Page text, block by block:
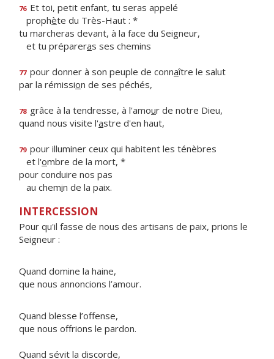
76 Et toi, petit enfant, tu seras appelé
prophète du Très-Haut : *
tu marcheras devant, à la face du Seigneur,
et tu prépareras ses chemins
77 pour donner à son peuple de connaître le salut
par la rémission de ses péchés,
78 grâce à la tendresse, à l'amour de notre Dieu,
quand nous visite l'astre d'en haut,
79 pour illuminer ceux qui habitent les ténèbres
et l'ombre de la mort, *
pour conduire nos pas
au chemin de la paix.
INTERCESSION
Pour qu'il fasse de nous des artisans de paix, prions le
Seigneur :
Quand domine la haine,
que nous annoncions l’amour.
Quand blesse l’offense,
que nous offrions le pardon.
Quand sévit la discorde,